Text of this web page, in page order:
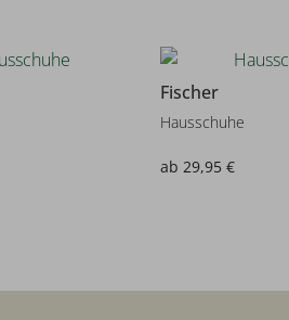
Fischer
Hausschuhe
ab 29,95 €